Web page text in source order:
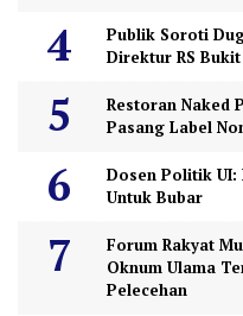
Publik Soroti
Direktur RS
Restoran Naked
Pasang Label
Dosen Politik UI:
Untuk Bubar
Forum Rakyat
Oknum Ulama
Pelecehan